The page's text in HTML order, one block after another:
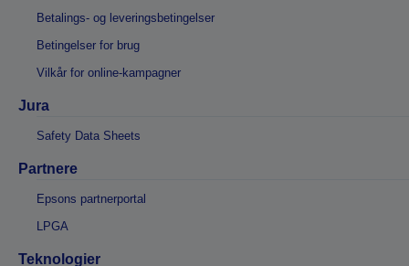
Betalings- og leveringsbetingelser
Betingelser for brug
Vilkår for online-kampagner
Jura
Safety Data Sheets
Partnere
Epsons partnerportal
LPGA
Teknologier